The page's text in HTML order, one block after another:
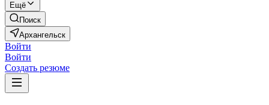
Ещё
Поиск
Архангельск
Войти
Войти
Создать резюме